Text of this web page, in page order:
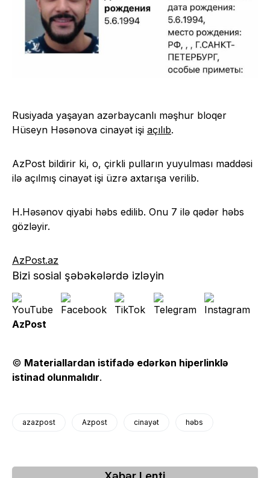
Rusiyada yaşayan azərbaycanlı məşhur bloqer
Hüseyn Həsənova cinayət işi açılıb.
AzPost bildirir ki, o, çirkli pulların yuyulması maddəsi
ilə açılmış cinayət işi üzrə axtarışa verilib.
H.Həsənov qiyabi həbs edilib. Onu 7 ilə qədər həbs
gözləyir.
AzPost.az
Bizi sosial şəbəkələrdə izləyin
AzPost
© Materiallardan istifadə edərkən hiperlinklə
istinad olunmalıdır.
azazpost Azpost cinayət həbs